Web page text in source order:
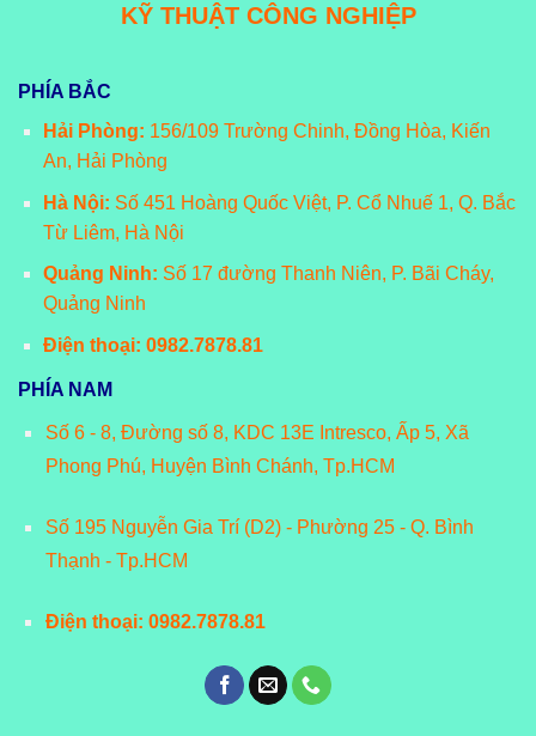
KỸ THUẬT CÔNG NGHIỆP
PHÍA BẮC
Hải Phòng: 156/109 Trường Chinh, Đồng Hòa, Kiến
An, Hải Phòng
Hà Nội: Số 451 Hoàng Quốc Việt, P. Cổ Nhuế 1, Q. Bắc
Từ Liêm, Hà Nội
Quảng Ninh: Số 17 đường Thanh Niên, P. Bãi Cháy,
Quảng Ninh
Điện thoại: 0982.7878.81
PHÍA NAM
Số 6 - 8, Đường số 8, KDC 13E Intresco, Ấp 5, Xã
Phong Phú, Huyện Bình Chánh, Tp.HCM
Số 195 Nguyễn Gia Trí (D2) - Phường 25 - Q. Bình
Thạnh - Tp.HCM
Điện thoại: 0982.7878.81